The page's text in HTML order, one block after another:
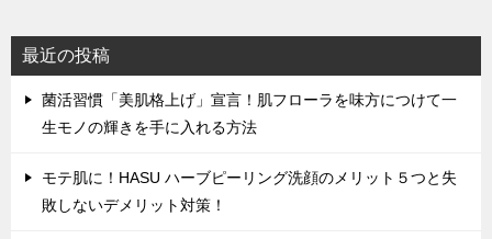
最近の投稿
菌活習慣「美肌格上げ」宣言！肌フローラを味方につけて一
生モノの輝きを手に入れる方法
モテ肌に！HASU ハーブピーリング洗顔のメリット５つと失
敗しないデメリット対策！